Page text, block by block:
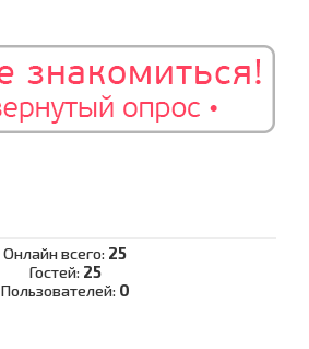
Онлайн всего: 25
Гостей: 25
Пользователей: 0